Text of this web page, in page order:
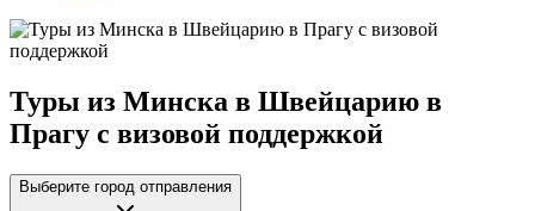
Туры из Минска в Швейцарию в
Прагу с визовой поддержкой
Выберите город отправления